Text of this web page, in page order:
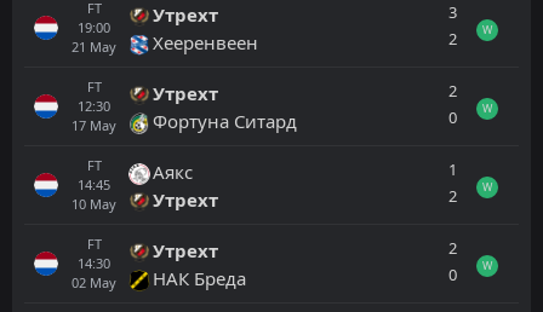
FT
19:00
21 May
Утрехт
Хееренвеен
3
2
W
FT
12:30
17 May
Утрехт
Фортуна Ситард
2
0
W
FT
14:45
10 May
Аякс
Утрехт
1
2
W
FT
14:30
02 May
Утрехт
НАК Бреда
2
0
W